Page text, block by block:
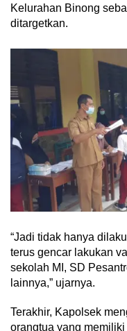
Kelurahan Binong
ditargetkan.
“Jadi tidak hanya
terus gencar lakukan
sekolah MI, SD
lainnya,” ujarnya.
Terakhir, Kapolsek
orangtua yang